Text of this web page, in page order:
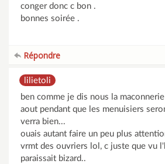
conger donc c bon .
bonnes soirée .
Répondre
lilietoli
ben comme je dis nous la
aout pendant que les menuisiers
verra bien...
ouais autant faire un peu plus
vrmt des ouvriers lol, c juste que vu
paraissait bizard..